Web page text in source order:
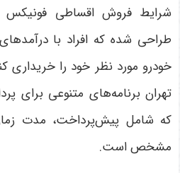
شرایط فروش اقساطی فونیکس
طراحی شده که افراد با
خودرو مورد نظر خود را خریداری
تهران برنامه‌های متنوعی برای
که شامل پیش‌پرداخت، مدت
مشخص است.